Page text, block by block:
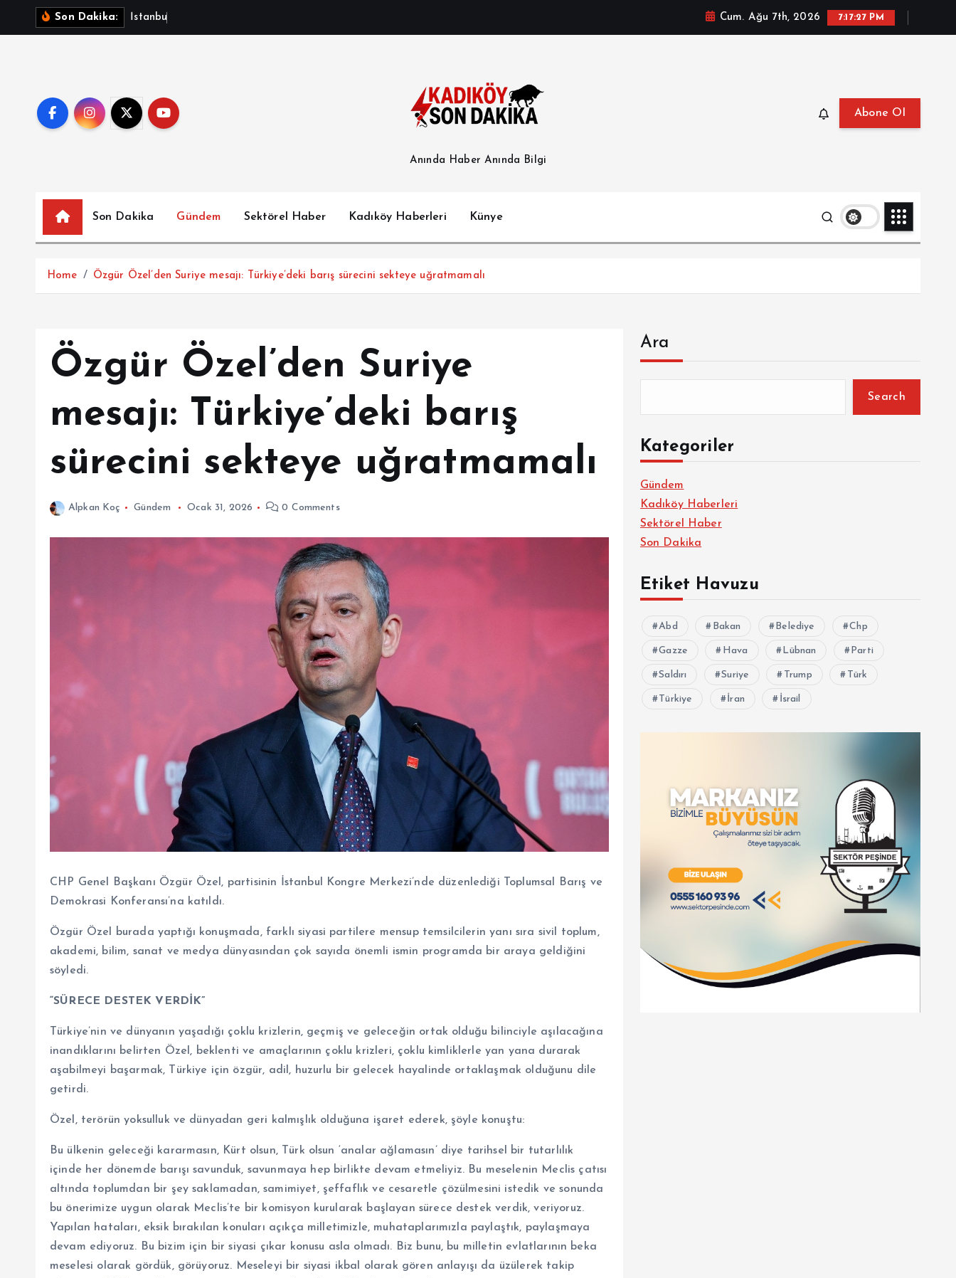
Son Dakika: stan bu Cum. Ağu 7th, 2026 7:17:29 PM
Anında Haber Anında Bilgi
Abone Ol
Son Dakika Gündem Sektörel Haber Kadıköy Haberleri Künye
Home Özgür Özel’den Suriye mesajı: Türkiye’deki barış sürecini sekteye uğratmamalı
Özgür Özel’den Suriye
mesajı: Türkiye’deki barış
sürecini sekteye uğratmamalı
Alpkan Koç Gündem Ocak 31, 2026 0 Comments
CHP Genel Başkanı Özgür Özel, partisinin İstanbul Kongre Merkezi’nde düzenlediği Toplumsal Barış ve
Demokrasi Konferansı’na katıldı.
Özgür Özel burada yaptığı konuşmada, farklı siyasi partilere mensup temsilcilerin yanı sıra sivil toplum,
akademi, bilim, sanat ve medya dünyasından çok sayıda önemli ismin programda bir araya geldiğini
söyledi.
“SÜRECE DESTEK VERDİK”
Türkiye’nin ve dünyanın yaşadığı çoklu krizlerin, geçmiş ve geleceğin ortak olduğu bilinciyle aşılacağına
inandıklarını belirten Özel, beklenti ve amaçlarının çoklu krizleri, çoklu kimliklerle yan yana durarak
aşabilmeyi başarmak, Türkiye için özgür, adil, huzurlu bir gelecek hayalinde ortaklaşmak olduğunu dile
getirdi.
Özel, terörün yoksulluk ve dünyadan geri kalmışlık olduğuna işaret ederek, şöyle konuştu:
Bu ülkenin geleceği kararmasın, Kürt olsun, Türk olsun ‘analar ağlamasın’ diye tarihsel bir tutarlılık
içinde her dönemde barışı savunduk, savunmaya hep birlikte devam etmeliyiz. Bu meselenin Meclis çatısı
altında toplumdan bir şey saklamadan, samimiyet, şeffaflık ve cesaretle çözülmesini istedik ve sonunda
bu önerimize uygun olarak Meclis’te bir komisyon kurularak başlayan sürece destek verdik, veriyoruz.
Yapılan hataları, eksik bırakılan konuları açıkça milletimizle, muhataplarımızla paylaştık, paylaşmaya
devam ediyoruz. Bu bizim için bir siyasi çıkar konusu asla olmadı. Biz bunu, bu milletin evlatlarının beka
meselesi olarak gördük, görüyoruz. Meseleyi bir siyasi ikbal olarak gören anlayışı da üzülerek takip
Ara
Search
Kategoriler
Gündem
Kadıköy Haberleri
Sektörel Haber
Son Dakika
Etiket Havuzu
Abd Bakan Belediye Chp
Gazze Hava Lübnan Parti
Saldırı Suriye Trump Türk
Türkiye İran İsrail